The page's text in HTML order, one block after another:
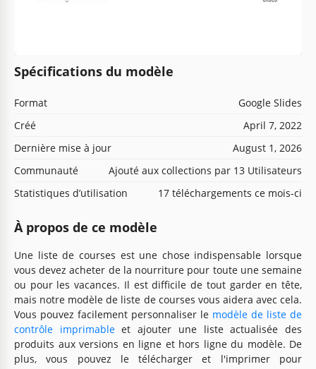
Spécifications du modèle
Format
Google Slides
Créé
April 7, 2022
Dernière mise à jour
August 1, 2026
Communauté
Ajouté aux collections par 13 Utilisateurs
Statistiques d’utilisation
17 téléchargements ce mois-ci
À propos de ce modèle
Une liste de courses est une chose indispensable lorsque
vous devez acheter de la nourriture pour toute une semaine
ou pour les vacances. Il est difficile de tout garder en tête,
mais notre modèle de liste de courses vous aidera avec cela.
Vous pouvez facilement personnaliser le modèle de liste de
contrôle imprimableet ajouter une liste actualisée des
produits aux versions en ligne et hors ligne du modèle. De
plus, vous pouvez le télécharger et l'imprimer pour